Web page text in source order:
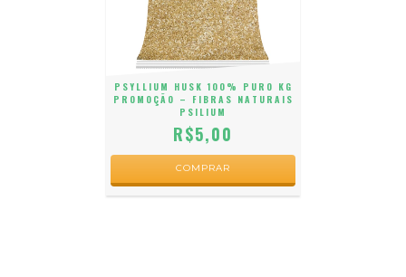
PSYLLIUM HUSK 100% PURO KG
PROMOÇÃO – FIBRAS NATURAIS
PSILIUM
R$5,00
COMPRAR